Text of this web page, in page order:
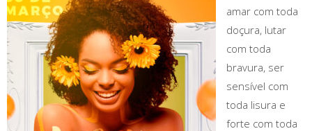
amar com toda
doçura, lutar
com toda
bravura, ser
sensível com
toda lisura e
forte com toda